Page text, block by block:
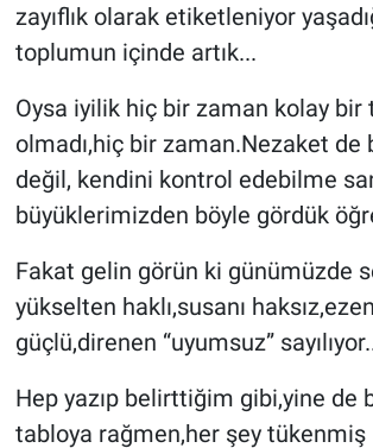
zayıflık olarak etiketleniyor
toplumun içinde artık...
Oysa iyilik hiç bir zaman kolay bir
olmadı,hiç bir zaman.Nezaket de
değil, kendini kontrol edebilme
büyüklerimizden böyle gördük
Fakat gelin görün ki günümüzde
yükselten haklı,susanı haksız,ezen
güçlü,direnen “uyumsuz”
Hep yazıp belirttiğim gibi,yine de
tabloya rağmen,her şey tükenmiş